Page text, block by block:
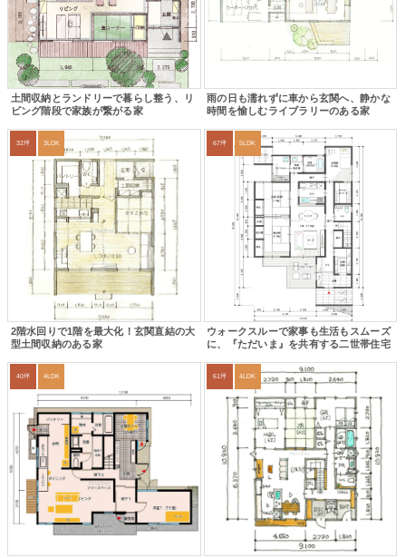
土間収納とランドリーで暮らし整う、リ
ビング階段で家族が繋がる家
雨の日も濡れずに車から玄関へ、静かな
時間を愉しむライブラリーのある家
32坪 3LDK
2階水回りで1階を最大化！玄関直結の大
型土間収納のある家
67坪 5LDK
ウォークスルーで家事も生活もスムーズ
に、『ただいま』を共有する二世帯住宅
40坪 4LDK 61坪 4LDK